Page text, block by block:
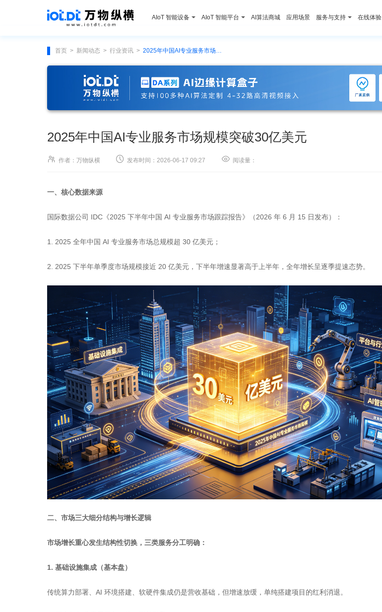
AIoT 智能设备 AIoT 智能平台 AI算法商城 应用场景 服务与支持 在线体验
首页 > 新闻动态 > 行业资讯 > 2025年中国AI专业服务市场规模突破30亿美元
2025年中国AI专业服务市场规模突破30亿美元
 作者：万物纵横  发布时间：2026-06-17 09:27  阅读量：
一、核心数据来源
国际数据公司 IDC《2025 下半年中国 AI 专业服务市场跟踪报告》（2026 年 6 月 15 日发布）：
1. 2025 全年中国 AI 专业服务市场总规模超 30 亿美元；
2. 2025 下半年单季度市场规模接近 20 亿美元，下半年增速显著高于上半年，全年增长呈逐季提速态势。
二、市场三大细分结构与增长逻辑
市场增长重心发生结构性切换，三类服务分工明确：
1. 基础设施集成（基本盘）
传统算力部署、AI 环境搭建、软硬件集成仍是营收基础，但增速放缓，单纯搭建项目的红利消退。